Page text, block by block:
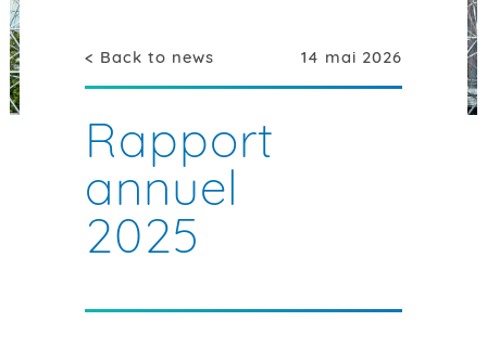
< Back to news 14 mai 2026
Rapport
annuel
2025